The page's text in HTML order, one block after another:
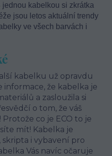
kabelkou si zkrátka
jsou letos aktuální trendy
ve všech barvách i
kabelku už opravdu
že kabelka je
a zasloužila si
o tom, že váš
co je ECO to je
mít! Kabelka je
i vybavení pro
Vás navíc očaruje